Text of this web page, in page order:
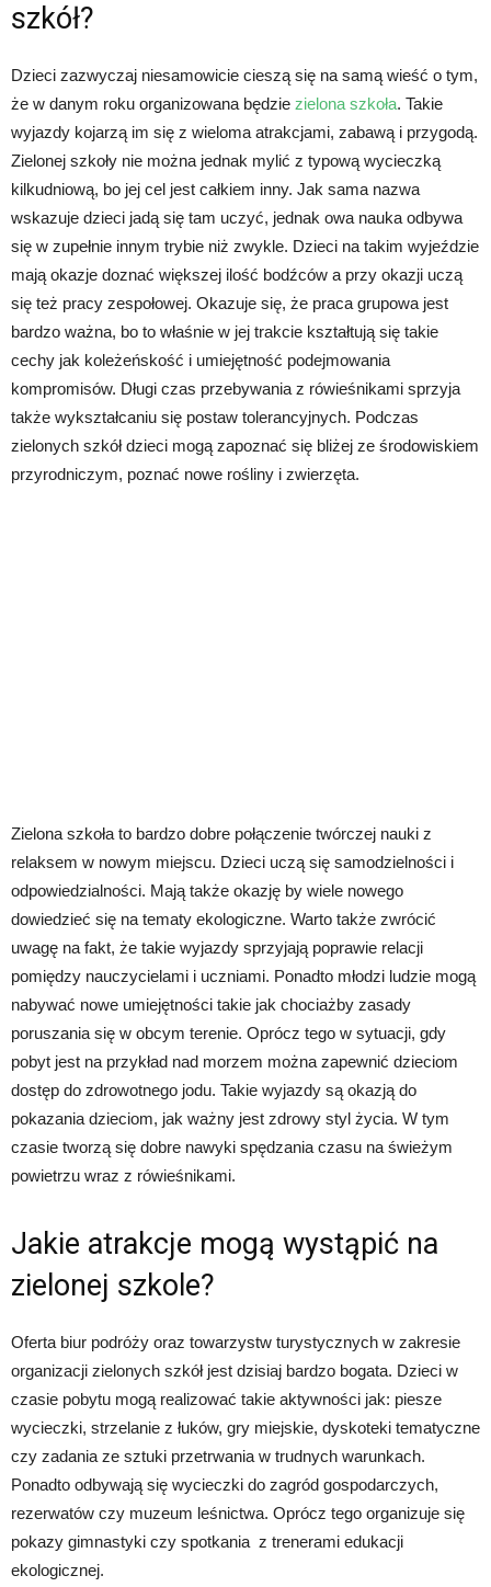
szkół?
Dzieci zazwyczaj niesamowicie cieszą się na samą wieść o tym,
że w danym roku organizowana będzie zielona szkoła. Takie
wyjazdy kojarzą im się z wieloma atrakcjami, zabawą i przygodą.
Zielonej szkoły nie można jednak mylić z typową wycieczką
kilkudniową, bo jej cel jest całkiem inny. Jak sama nazwa
wskazuje dzieci jadą się tam uczyć, jednak owa nauka odbywa
się w zupełnie innym trybie niż zwykle. Dzieci na takim wyjeździe
mają okazje doznać większej ilość bodźców a przy okazji uczą
się też pracy zespołowej. Okazuje się, że praca grupowa jest
bardzo ważna, bo to właśnie w jej trakcie kształtują się takie
cechy jak koleżeńskość i umiejętność podejmowania
kompromisów. Długi czas przebywania z rówieśnikami sprzyja
także wykształcaniu się postaw tolerancyjnych. Podczas
zielonych szkół dzieci mogą zapoznać się bliżej ze środowiskiem
przyrodniczym, poznać nowe rośliny i zwierzęta.
Zielona szkoła to bardzo dobre połączenie twórczej nauki z
relaksem w nowym miejscu. Dzieci uczą się samodzielności i
odpowiedzialności. Mają także okazję by wiele nowego
dowiedzieć się na tematy ekologiczne. Warto także zwrócić
uwagę na fakt, że takie wyjazdy sprzyjają poprawie relacji
pomiędzy nauczycielami i uczniami. Ponadto młodzi ludzie mogą
nabywać nowe umiejętności takie jak chociażby zasady
poruszania się w obcym terenie. Oprócz tego w sytuacji, gdy
pobyt jest na przykład nad morzem można zapewnić dzieciom
dostęp do zdrowotnego jodu. Takie wyjazdy są okazją do
pokazania dzieciom, jak ważny jest zdrowy styl życia. W tym
czasie tworzą się dobre nawyki spędzania czasu na świeżym
powietrzu wraz z rówieśnikami.
Jakie atrakcje mogą wystąpić na
zielonej szkole?
Oferta biur podróży oraz towarzystw turystycznych w zakresie
organizacji zielonych szkół jest dzisiaj bardzo bogata. Dzieci w
czasie pobytu mogą realizować takie aktywności jak: piesze
wycieczki, strzelanie z łuków, gry miejskie, dyskoteki tematyczne
czy zadania ze sztuki przetrwania w trudnych warunkach.
Ponadto odbywają się wycieczki do zagród gospodarczych,
rezerwatów czy muzeum leśnictwa. Oprócz tego organizuje się
pokazy gimnastyki czy spotkania z trenerami edukacji
ekologicznej.